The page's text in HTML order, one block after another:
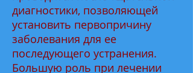
диагностики, позволяющей
установить первопричину
заболевания для ее
последующего устранения.
Большую роль при лечении